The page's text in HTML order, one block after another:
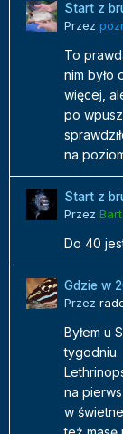
Start z
Przez
To
nim było
więcej,
po
na
Start z
Przez
Do 40
Gdzie w
Przez
Byłem u
tygodniu.
na
w